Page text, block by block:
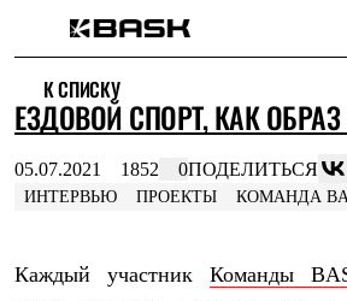
Интернет-магазин
Мужская одежда
Утепленная пухом
Куртки
Брюки
Жилеты
Куртки
К СПИСКУ
ЕЗДОВОЙ СПОРТ, КАК
05.07.2021 1852 0ПОДЕЛИТЬСЯ
ИНТЕРВЬЮ ПРОЕКТЫ КОМАНДА
Каждый участник Команды